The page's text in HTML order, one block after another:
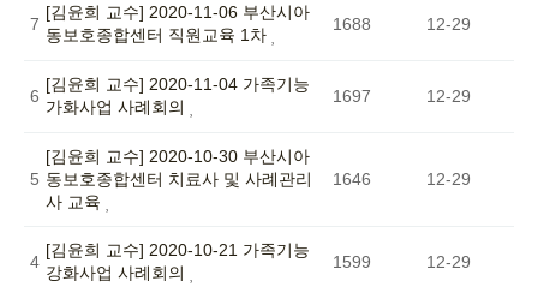
7
[김윤희 교수] 2020-11-06 부산시아
동보호종합센터 직원교육 1차
1688 12-29
6
[김윤희 교수] 2020-11-04 가족기능
가화사업 사례회의
1697 12-29
5
[김윤희 교수] 2020-10-30 부산시아
동보호종합센터 치료사 및 사례관리
사 교육
1646 12-29
4
[김윤희 교수] 2020-10-21 가족기능
강화사업 사례회의
1599 12-29